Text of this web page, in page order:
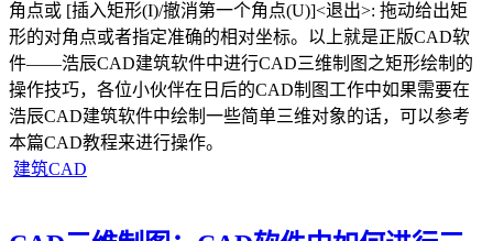
角点或 [插入矩形(I)/撤消第一个角点(U)]<退出>: 拖动给出矩
形的对角点或者指定准确的相对坐标。以上就是正版CAD软
件——浩辰CAD建筑软件中进行CAD三维制图之矩形绘制的
操作技巧，各位小伙伴在日后的CAD制图工作中如果需要在
浩辰CAD建筑软件中绘制一些简单三维对象的话，可以参考
本篇CAD教程来进行操作。
建筑CAD